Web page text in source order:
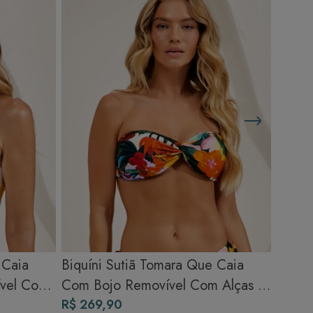
Com
Biquíni Sutiã Tomara Que Caia
Com Bojo Removível Com Alças -
Trópicos
R$ 269,90